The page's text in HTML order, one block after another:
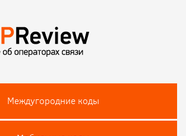
Междугородние коды